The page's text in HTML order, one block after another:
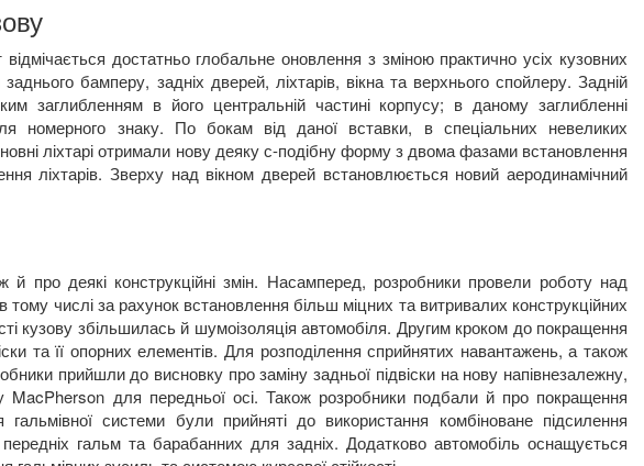
достатньо глобальне оновлення з зміною практично усіх кузовних
бамперу, задніх дверей, ліхтарів, вікна та верхнього спойлеру. Задній
заглибленням в його центральній частині корпусу; в даному заглибленні
номерного знаку. По бокам від даної вставки, в спеціальних невеликих
ліхтарі отримали нову деяку с-подібну форму з двома фазами встановлення
ліхтарів. Зверху над вікном дверей встановлюється новий аеродинамічний
про деякі конструкційні змін. Насамперед, розробники провели роботу над
в тому числі за рахунок встановлення більш міцних та витривалих конструкційних
кузову збільшилась й шумоізоляція автомобіля. Другим кроком до покращення
та її опорних елементів. Для розподілення сприйнятих навантажень, а також
прийшли до висновку про заміну задньої підвіски на нову напівнезалежну,
MacPherson для передньої осі. Також розробники подбали й про покращення
системи були прийняті до використання комбіноване підсилення
гальм та барабанних для задніх. Додатково автомобіль оснащується